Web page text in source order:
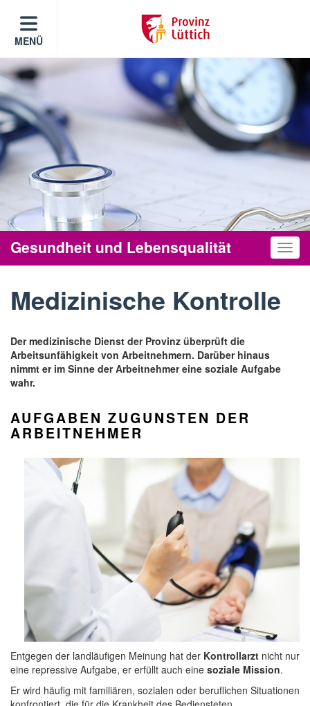
MENÜ
Gesundheit und Lebensqualität
Medizinische Kontrolle
Der medizinische Dienst der Provinz überprüft die
Arbeitsunfähigkeit von Arbeitnehmern. Darüber hinaus
nimmt er im Sinne der Arbeitnehmer eine soziale Aufgabe
wahr.
AUFGABEN ZUGUNSTEN DER
ARBEITNEHMER
Entgegen der landläufigen Meinung hat der Kontrollarzt nicht nur
eine repressive Aufgabe, er erfüllt auch eine soziale Mission.
Er wird häufig mit familiären, sozialen oder beruflichen Situationen